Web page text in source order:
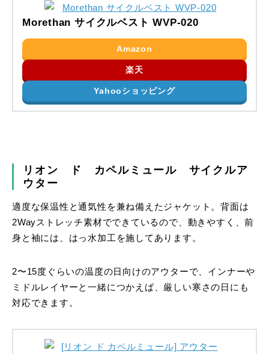
Morethan サイクルベスト WVP-020
Amazon
楽天
Yahooショッピング
リオン ド カペルミュール サイクルア
ウター
適度な保温性と通気性を兼ね備えたジャケット。背面は
2Wayストレッチ素材でできているので、動きやすく、前
身と袖には、はっ水加工を施してあります。
2〜15度ぐらいの温度の日向けのアウターで、インナーや
ミドルレイヤーと一緒につかえば、厳しい寒さの日にも
対応できます。